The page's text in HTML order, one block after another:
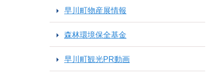
早川町物産展情報
森林環境保全基金
早川町観光PR動画